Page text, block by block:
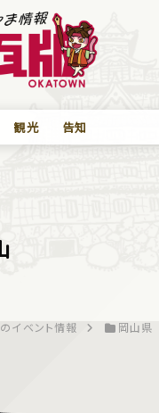
観光 告知
イベント情報 岡山県